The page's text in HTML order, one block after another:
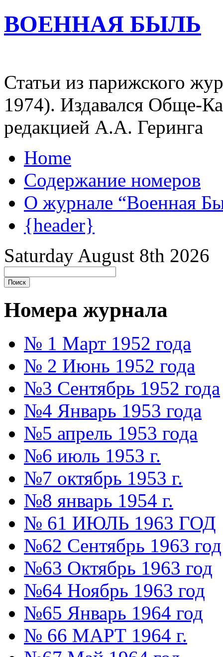
ВОЕННАЯ БЫЛЬ
Статьи из парижского
1974). Издавался Обще-
редакцией А.А. Геринга
Home
Содержание номеров
О журнале “Военная
{header}
Saturday August 8th 2026
Номера журнала
№ 1 Март 1952 года
№ 2 Июнь 1952 года
№3 Сентябрь 1952 года
№4 Январь 1953 года
№5 апрель 1953 года
№6 июль 1953 г.
№7 октябрь 1953 г.
№8 январь 1954 г.
№ 61 ИЮЛЬ 1963 ГОД
№62 Сентябрь 1963 год
№63 Октябрь 1963 год
№64 Ноябрь 1963 год
№65 Январь 1964 год
№ 66 МАРТ 1964 г.